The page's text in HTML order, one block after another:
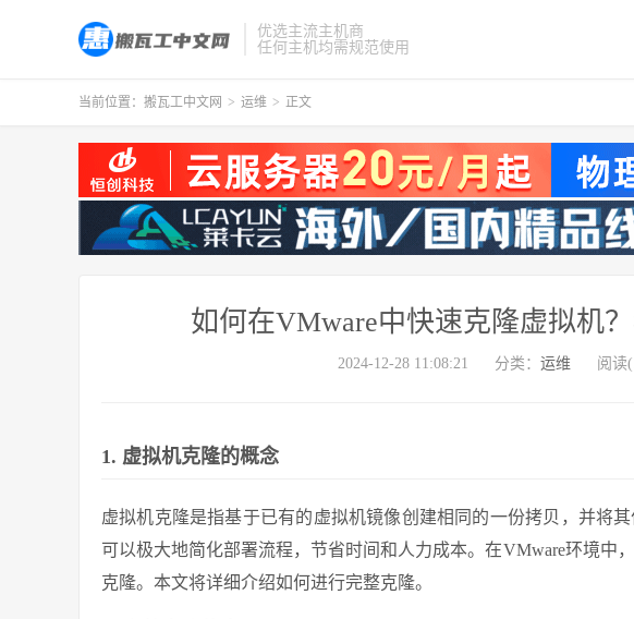
优选主流主机商
任何主机均需规范使用
当前位置： 搬瓦工中文网 > 运维 > 正文
如何在VMware中快速克隆虚拟机
2024-12-28 11:08:21 分类： 运维 阅读
1. 虚拟机克隆的概念
虚拟机克隆是指基于已有的虚拟机镜像创建相同的一份拷贝，并将
可以极大地简化部署流程，节省时间和人力成本。在VMware环境中
克隆。本文将详细介绍如何进行完整克隆。